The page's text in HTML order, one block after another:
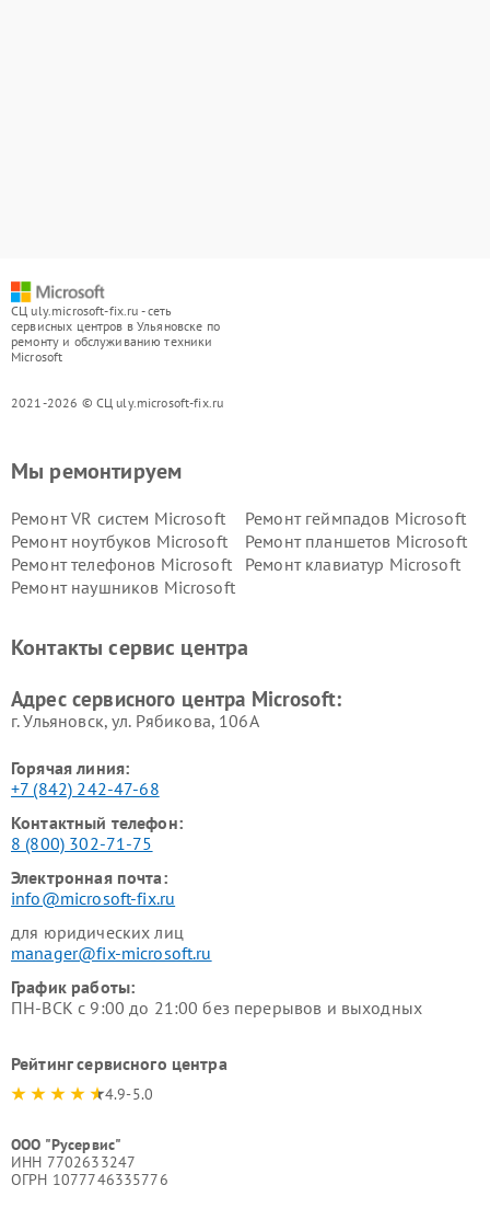
СЦ uly.microsoft-fix.ru - сеть
сервисных центров в Ульяновске по
ремонту и обслуживанию техники
Microsoft
2021-2026 © СЦ uly.microsoft-fix.ru
Мы ремонтируем
Ремонт VR систем Microsoft
Ремонт геймпадов Microsoft
Ремонт ноутбуков Microsoft
Ремонт планшетов Microsoft
Ремонт телефонов Microsoft
Ремонт клавиатур Microsoft
Ремонт наушников Microsoft
Контакты сервис центра
Адрес сервисного центра Microsoft:
г. Ульяновск, ул. Рябикова, 106А
Горячая линия:
+7 (842) 242-47-68
Контактный телефон:
8 (800) 302-71-75
Электронная почта:
info@microsoft-fix.ru
для юридических лиц
manager@fix-microsoft.ru
График работы:
ПН-ВСК с 9:00 до 21:00 без перерывов и выходных
Рейтинг сервисного центра
4.9-5.0
ООО "Русервис"
ИНН 7702633247
ОГРН 1077746335776